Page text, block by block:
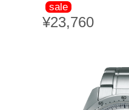
sale
¥23,760